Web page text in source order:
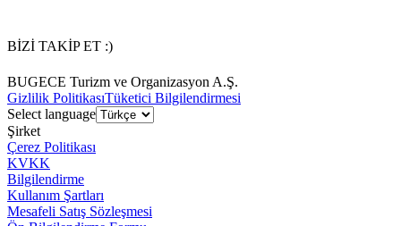
BİZİ TAKİP ET :)
BUGECE Turizm ve Organizasyon A.Ş.
Gizlilik PolitikasıTüketici Bilgilendirmesi
Select language
Şirket
Çerez Politikası
KVKK
Bilgilendirme
Kullanım Şartları
Mesafeli Satış Sözleşmesi